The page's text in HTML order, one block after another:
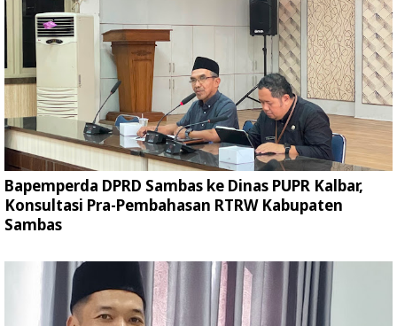
Bapemperda DPRD Sambas ke Dinas PUPR Kalbar,
Konsultasi Pra-Pembahasan RTRW Kabupaten
Sambas